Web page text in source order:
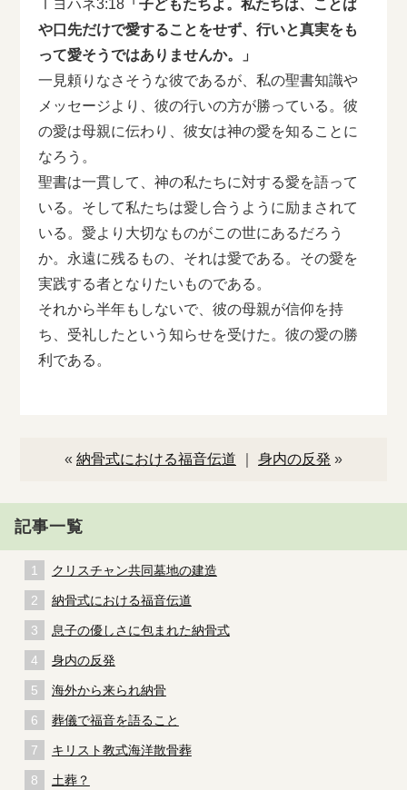
Ⅰヨハネ3:18 「子どもたちよ。私たちは、ことば
や口先だけで愛することをせず、行いと真実をも
って愛そうではありませんか。」
一見頼りなさそうな彼であるが、私の聖書知識や
メッセージより、彼の行いの方が勝っている。彼
の愛は母親に伝わり、彼女は神の愛を知ることに
なろう。
聖書は一貫して、神の私たちに対する愛を語って
いる。そして私たちは愛し合うように励まされて
いる。愛より大切なものがこの世にあるだろう
か。永遠に残るもの、それは愛である。その愛を
実践する者となりたいものである。
それから半年もしないで、彼の母親が信仰を持
ち、受礼したという知らせを受けた。彼の愛の勝
利である。
« 納骨式における福音伝道 身内の反発 »
記事一覧
クリスチャン共同墓地の建造
納骨式における福音伝道
息子の優しさに包まれた納骨式
身内の反発
海外から来られ納骨
葬儀で福音を語ること
キリスト教式海洋散骨葬
土葬？